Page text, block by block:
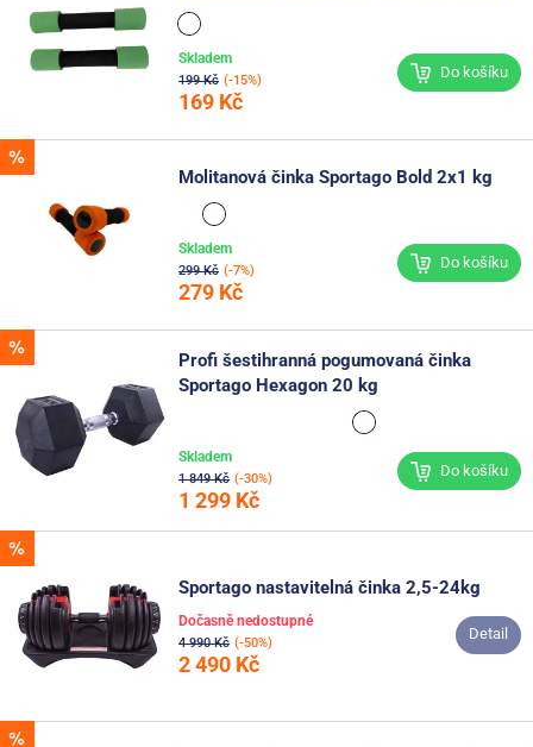
199 Kč (-15%)
169 Kč
Skladem
Do košíku
Molitanová činka Sportago Bold 2x1 kg
299 Kč (-7%)
279 Kč
Skladem
Do košíku
Profi šestihranná pogumovaná činka
Sportago Hexagon 20 kg
1 849 Kč (-30%)
1 299 Kč
Skladem
Do košíku
Sportago nastavitelná činka 2,5-24kg
4 990 Kč (-50%)
2 490 Kč
Dočasně nedostupné
Detail